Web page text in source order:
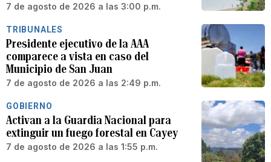
7 de agosto de 2026 a las 3:00 p.m.
TRIBUNALES
Presidente ejecutivo de la AAA
comparece a vista en caso del
Municipio de San Juan
7 de agosto de 2026 a las 2:49 p.m.
GOBIERNO
Activan a la Guardia Nacional para
extinguir un fuego forestal en Cayey
7 de agosto de 2026 a las 1:55 p.m.